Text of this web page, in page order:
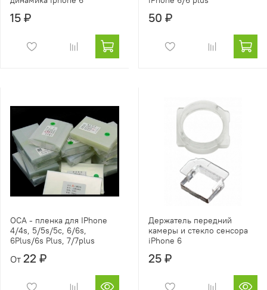
15 ₽ 50 ₽
OCA - пленка для IPhone
4/4s, 5/5s/5c, 6/6s,
6Plus/6s Plus, 7/7plus
От 22 ₽
Держатель передний
камеры и стекло сенсора
iPhone 6
25 ₽